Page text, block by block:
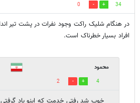
34
0
افراد بسیار خطرناک است.
محمود
4
2
خوب شد رفتی خدمت که اینو یاد گرفتی